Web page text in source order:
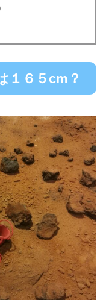
１６５cm？